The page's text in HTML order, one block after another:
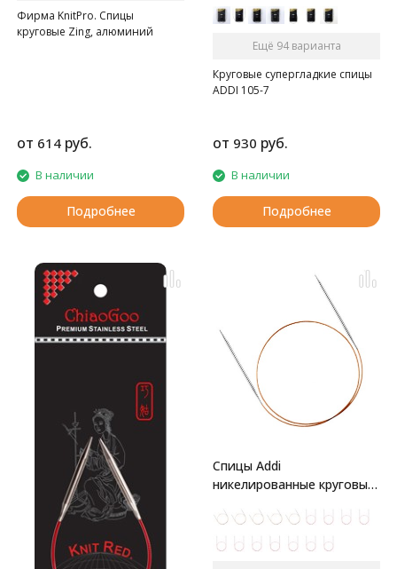
Фирма KnitPro. Спицы
круговые Zing, алюминий
от 614 руб.
В наличии
Подробнее
Ещё 94 варианта
Круговые супергладкие спицы
ADDI 105-7
от 930 руб.
В наличии
Подробнее
Спицы Addi
никелированные круговые